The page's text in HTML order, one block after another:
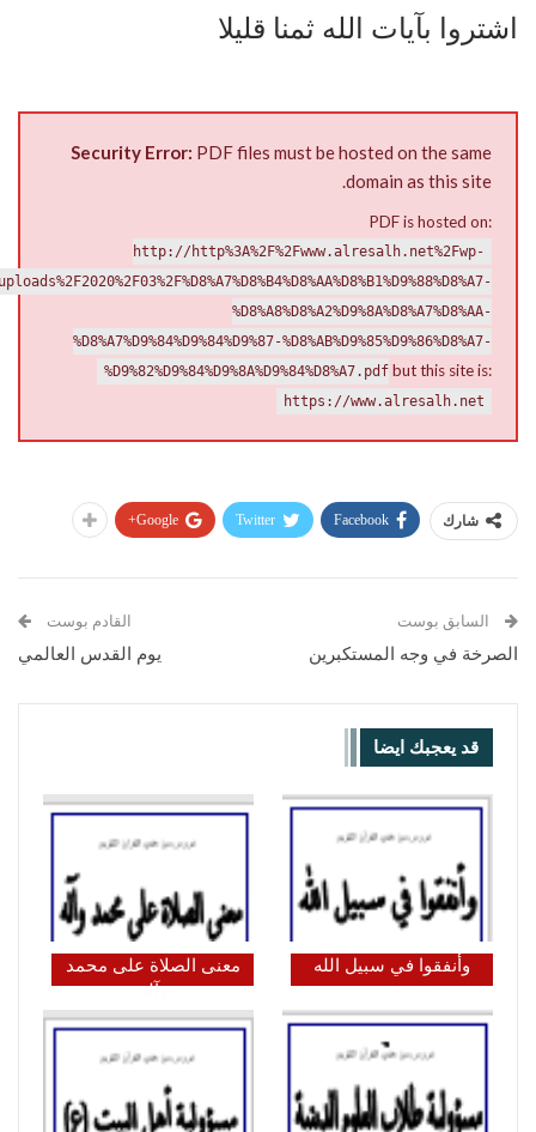
اشتروا بآيات الله ثمنا قليلا
Security Error: PDF files must be hosted on the same
domain as this site.
PDF is hosted on:
http://http%3A%2F%2Fwww.alresalh.net%2Fwp-
%D8%A8%D8%A2%D9%8A%D8%A7%D8%AA-
%D8%A7%D9%84%D9%84%D9%87-%D8%AB%D9%85%D9%86%D8%A7-
%D9%82%D9%84%D9%8A%D9%84%D8%A7.pdf but this site is:
https://www.alresalh.net
شارك Facebook
Twitter
Google+
السابق بوست
الصرخة في وجه المستكبرين
القادم بوست
يوم القدس العالمي
قد يعجبك ايضا
وأنفقوا في سبيل الله
معنى الصلاة على محمد
وآله